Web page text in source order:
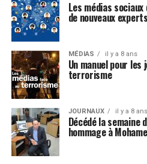
Les médias
de nouveaux
MÉDIAS il y a 8 ans
Un manuel pour
terrorisme
JOURNAUX il y a 8 ans
Décédé la semaine
hommage à